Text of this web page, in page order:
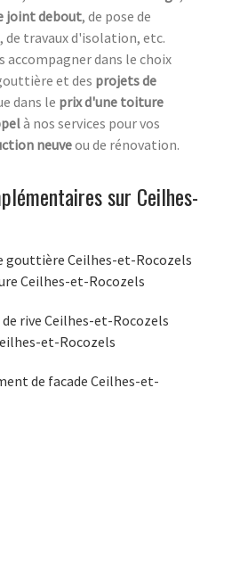
joint debout, de pose de
travaux d'isolation, etc.
accompagner dans le choix
et des projets de
dans le prix d'une toiture
à nos services pour vos
neuveou de rénovation.
sur Ceilhes-
gouttière Ceilhes-et-Rocozels
Ceilhes-et-Rocozels
rive Ceilhes-et-Rocozels
et-Rocozels
de facade Ceilhes-et-